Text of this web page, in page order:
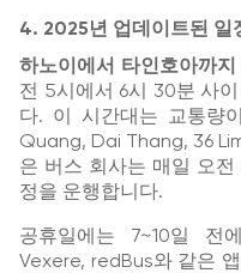
4. 2025년 업데이트된 일
하노이에서 타인호아까지
전 5시에서 6시 30분 사
다. 이 시간대는 교통량
Quang, Dai Thang, 36
은 버스 회사는 매일 오
정을 운행합니다.
공휴일에는 7~10일
Vexere, redBus와 같은